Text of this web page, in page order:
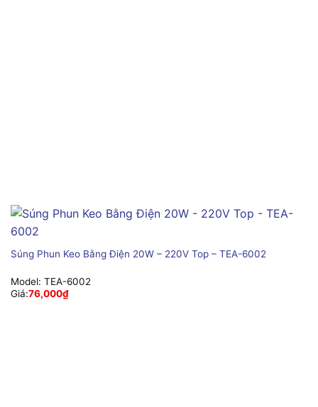
Súng Phun Keo Bằng Điện 20W – 220V Top – TEA-6002
Model: TEA-6002
Giá:76,000₫